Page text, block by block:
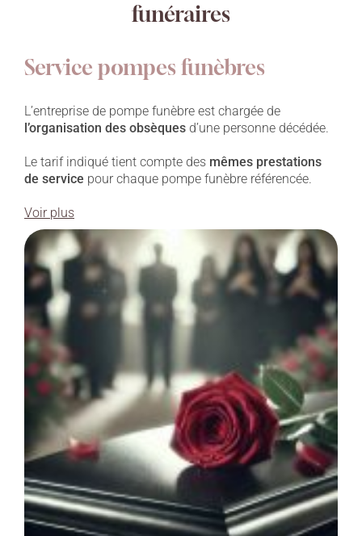
funéraires
Service pompes funèbres
L’entreprise de pompe funèbre est chargée de
l’organisation des obsèques d’une personne décédée.
Le tarif indiqué tient compte des mêmes prestations
de service pour chaque pompe funèbre référencée.
Voir plus